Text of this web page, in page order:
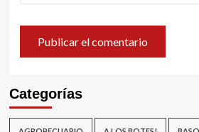
Categorías